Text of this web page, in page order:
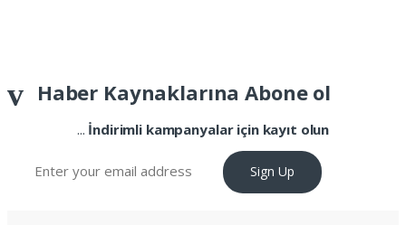
Haber Kaynaklarına Abone ol
... İndirimli kampanyalar için kayıt olun
Sign Up